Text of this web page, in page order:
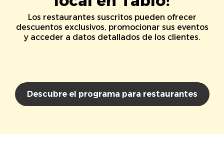
Los restaurantes suscritos pueden ofrecer
descuentos exclusivos, promocionar sus eventos
y acceder a datos detallados de los clientes.
Descubre el programa para restaurantes